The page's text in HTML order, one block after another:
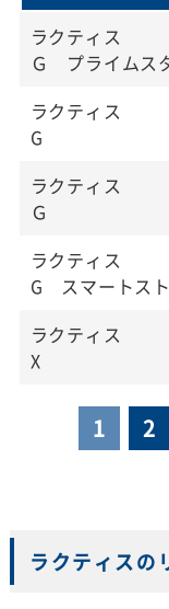
ラクティス
Ｇ プライムス
ラクティス
G
ラクティス
Ｇ
ラクティス
G スマートス
ラクティス
X
1 2
ラクティスの